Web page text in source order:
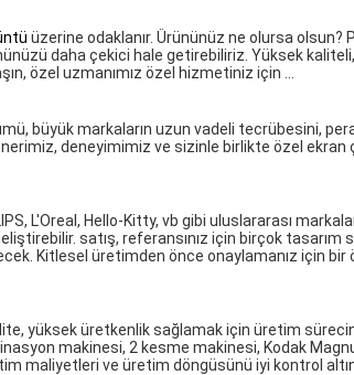
üzerine odaklanır. Ürününüz ne olursa
daha çekici hale getirebiliriz. Yüksek
özel uzmanımız özel hizmetiniz için ...
büyük markaların uzun vadeli tecrübesini,
deneyimimiz ve sizinle birlikte özel ekran
L'Oreal, Hello-Kitty, vb gibi uluslararası
satış, referansınız için birçok tasarım
Kitlesel üretimden önce onaylamanız için bir
yüksek üretkenlik sağlamak için üretim
makinesi, 2 kesme makinesi, Kodak
maliyetleri ve üretim döngüsünü iyi kontrol